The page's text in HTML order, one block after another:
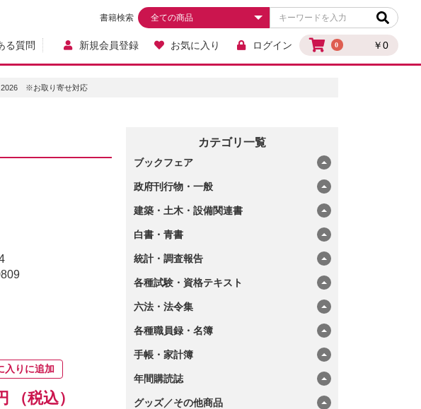
0 ￥0
書籍検索
る質問 新規会員登録 お気に入り ログイン
2026 ※お取り寄せ対応
カテゴリ一覧
ブックフェア
政府刊行物・一般
建築・土木・設備関連書
白書・青書
統計・調査報告
各種試験・資格テキスト
六法・法令集
各種職員録・名簿
手帳・家計簿
年間購読誌
グッズ／その他商品
入りに追加
（税込）